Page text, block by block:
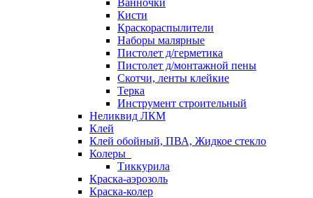
Ванночки
Кисти
Краскораспылители
Наборы малярные
Пистолет д/герметика
Пистолет д/монтажной пены
Скотчи, ленты клейкие
Терка
Инструмент строительный
Неликвид ЛКМ
Клей
Клей обойный, ПВА, Жидкое стекло
Колеры
Тиккурила
Краска-аэрозоль
Краска-колер